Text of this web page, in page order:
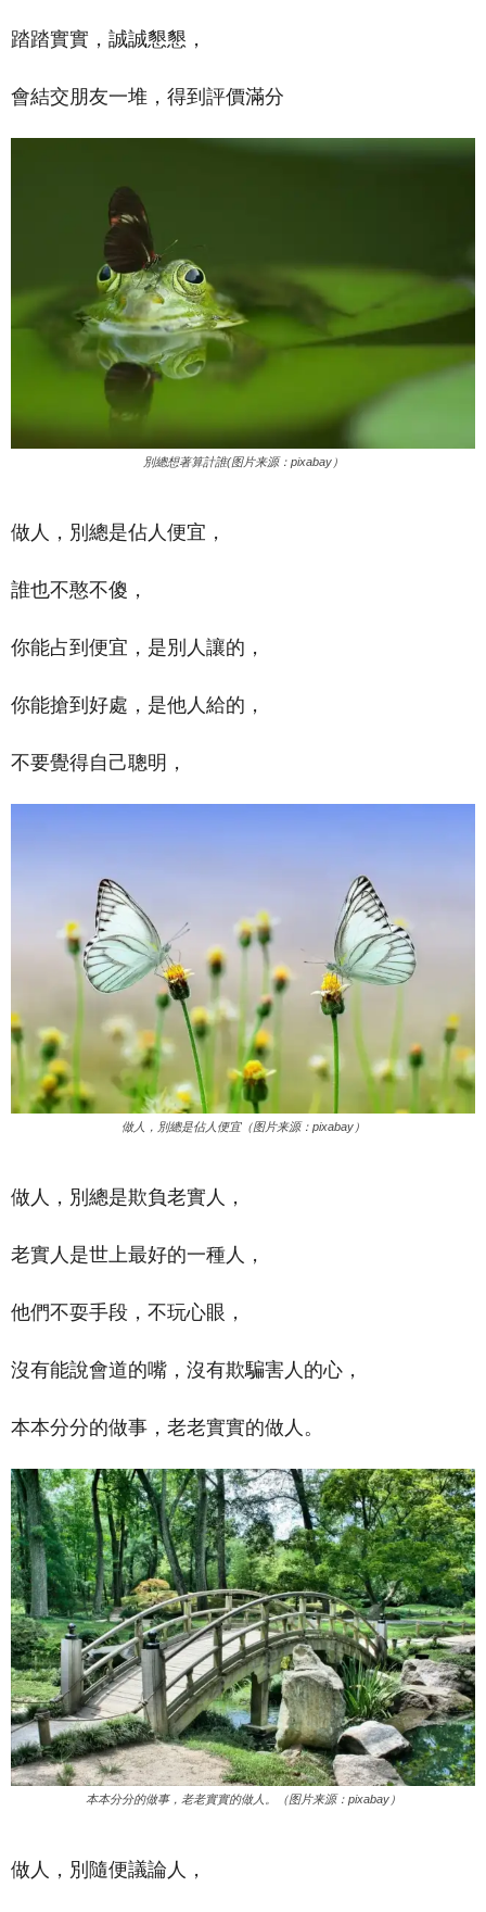
踏踏實實，誠誠懇懇，
會結交朋友一堆，得到評價滿分
別總想著算計誰(图片来源：pixabay）
做人，別總是佔人便宜，
誰也不憨不傻，
你能占到便宜，是別人讓的，
你能搶到好處，是他人給的，
不要覺得自己聰明，
做人，別總是佔人便宜（图片来源：pixabay）
做人，別總是欺負老實人，
老實人是世上最好的一種人，
他們不耍手段，不玩心眼，
沒有能說會道的嘴，沒有欺騙害人的心，
本本分分的做事，老老實實的做人。
本本分分的做事，老老實實的做人。（图片来源：pixabay）
做人，別隨便議論人，